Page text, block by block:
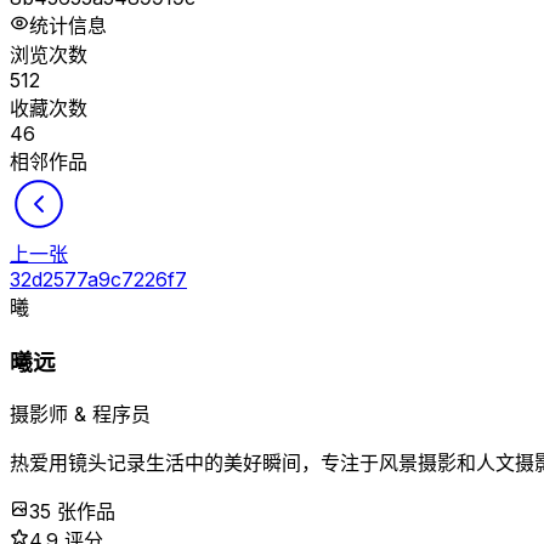
统计信息
浏览次数
512
收藏次数
46
相邻作品
上一张
32d2577a9c7226f7
曦
曦远
摄影师 & 程序员
热爱用镜头记录生活中的美好瞬间，专注于风景摄影和人文摄
35 张作品